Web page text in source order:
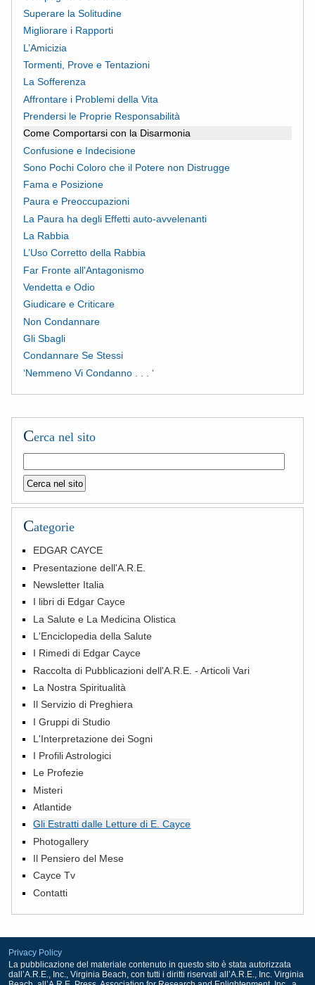
Superare la Solitudine
Migliorare i Rapporti
L’Amicizia
Tormenti, Prove e Tentazioni
La Sofferenza
Affrontare i Problemi della Vita
Prendersi le Proprie Responsabilità
Come Comportarsi con la Disarmonia
Confusione e Indecisione
Sono Pochi Coloro che il Potere non Distrugge
Fama e Posizione
Paura e Preoccupazioni
La Paura ha degli Effetti auto-avvelenanti
La Rabbia
L’Uso Corretto della Rabbia
Far Fronte all'Antagonismo
Vendetta e Odio
Giudicare e Criticare
Non Condannare
Gli Sbagli
Condannare Se Stessi
‘Nemmeno Vi Condanno . . . ‘
Cerca nel sito
Categorie
EDGAR CAYCE
Presentazione dell'A.R.E.
Newsletter Italia
I libri di Edgar Cayce
La Salute e La Medicina Olistica
L'Enciclopedia della Salute
I Rimedi di Edgar Cayce
Raccolta di Pubblicazioni dell'A.R.E. - Articoli Vari
La Nostra Spiritualità
Il Servizio di Preghiera
I Gruppi di Studio
L'Interpretazione dei Sogni
I Profili Astrologici
Le Profezie
Misteri
Atlantide
Gli Estratti dalle Letture di E. Cayce
Photogallery
Il Pensiero del Mese
Cayce Tv
Contatti
Privacy Policy
La pubblicazione del materiale contenuto in questo sito è stata autorizzata
dall’A.R.E., Inc., Virginia Beach, con tutti i diritti riservati all’A.R.E., Inc. Virginia